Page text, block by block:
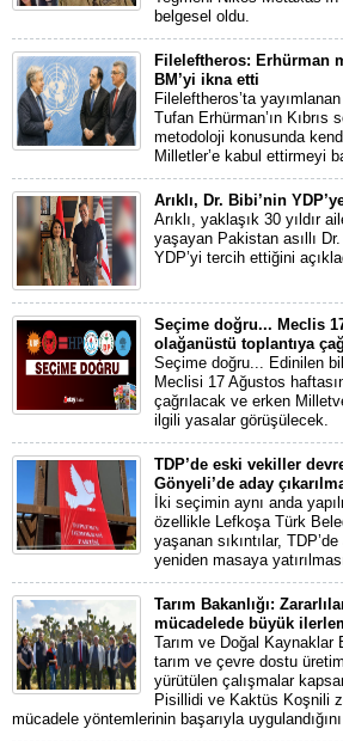
belgesel oldu.
Fileleftheros: Erhürman
BM’yi ikna etti
Fileleftheros’ta
Tufan Erhürman’ın Kıbrıs
metodoloji konusunda
Milletler’e kabul ettirmeyi
Arıklı, Dr. Bibi’nin
Arıklı, yaklaşık 30 yıldır
yaşayan Pakistan asıllı
YDP’yi tercih ettiğini
Seçime doğru... Meclis
olağanüstü toplantıya
Seçime doğru... Edinilen
Meclisi 17 Ağustos
çağrılacak ve erken
ilgili yasalar görüşülecek.
TDP’de eski vekiller
Gönyeli’de aday
İki seçimin aynı anda
özellikle Lefkoşa Türk
yaşanan sıkıntılar,
yeniden masaya
Tarım Bakanlığı:
mücadelede büyük
Tarım ve Doğal Kaynaklar
tarım ve çevre dostu
yürütülen çalışmalar
Pisillidi ve Kaktüs Koşnili
mücadele yöntemlerinin başarıyla